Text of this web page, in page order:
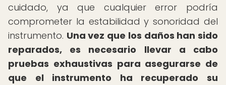
cuidado, ya que cualquier error podría
comprometer la estabilidad y sonoridad del
instrumento. Una vez que los daños han sido
reparados, es necesario llevar a cabo
pruebas exhaustivas para asegurarse de
que el instrumento ha recuperado su